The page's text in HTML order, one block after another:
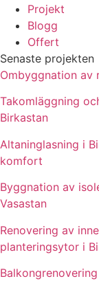
Projekt
Blogg
Offert
Senaste projekten
Ombyggnation av
Takomläggning
Birkastan
Altaninglasning i
komfort
Byggnation av
Vasastan
Renovering av
planteringsytor i